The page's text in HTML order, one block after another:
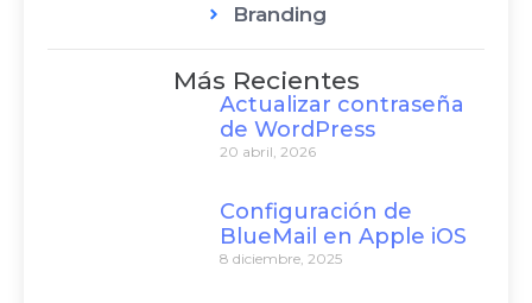
Branding
Más Recientes
Actualizar contraseña
de WordPress
20 abril, 2026
Configuración de
BlueMail en Apple iOS
8 diciembre, 2025